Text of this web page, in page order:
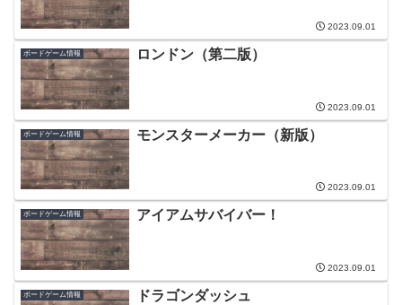
2023.09.01
ボードゲーム情報 ロンドン（第二版）
2023.09.01
ボードゲーム情報 モンスターメーカー（新版）
2023.09.01
ボードゲーム情報 アイアムサバイバー！
2023.09.01
ボードゲーム情報 ドラゴンダッシュ